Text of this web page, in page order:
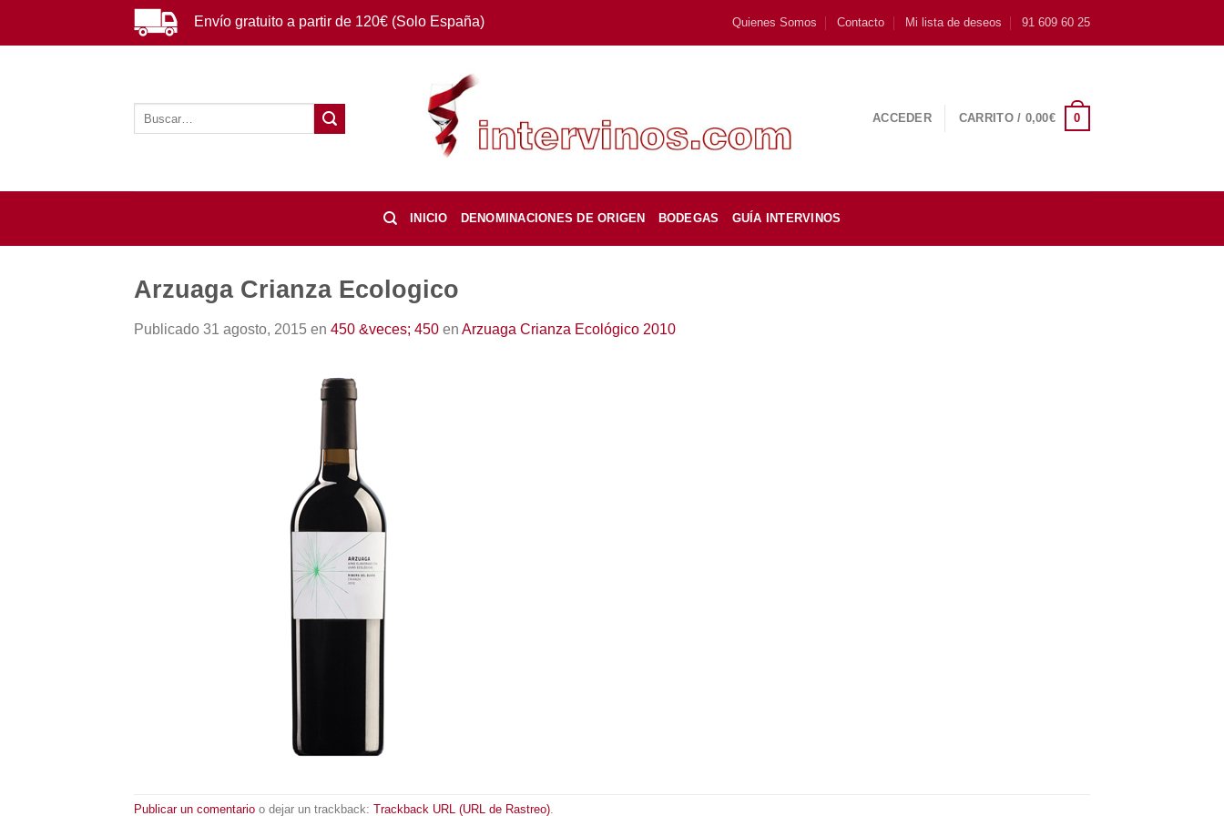
Envío gratuito a partir de 120€ (Solo España) Quienes Somos Contacto Mi lista de deseos 91 609 60 25
ACCEDER CARRITO / 0,00€ 0
INICIO DENOMINACIONES DE ORIGEN BODEGAS GUÍA INTERVINOS
Arzuaga Crianza Ecologico
Publicado 31 agosto, 2015 en 450 &veces; 450 en Arzuaga Crianza Ecológico 2010
Publicar un comentario o dejar un trackback: Trackback URL (URL de Rastreo)